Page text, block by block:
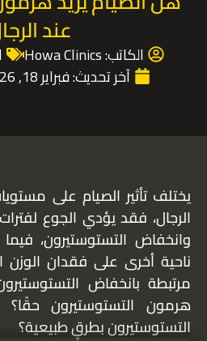
عند
الكاتب:
آخر تحديث:فبراير 18, 2026
يختلف تأثير الصيام على
الرجال، فقد يؤدي الجوع
وانخفاض التستوستيرون،
ناحية أخرى على فقدان الوزن
مرتبطة بانخفاض
هرمون التستوستيرون
التستوستيرون بطرقٍ طبيعية؟